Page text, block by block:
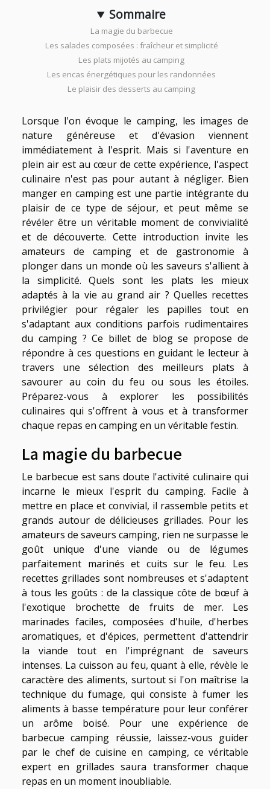
Sommaire
La magie du barbecue
Les salades composées : fraîcheur et simplicité
Les plats mijotés au camping
Les encas énergétiques pour les randonnées
Le plaisir des desserts au camping
Lorsque l'on évoque le camping, les images de
nature généreuse et d'évasion viennent
immédiatement à l'esprit. Mais si l'aventure en
plein air est au cœur de cette expérience, l'aspect
culinaire n'est pas pour autant à négliger. Bien
manger en camping est une partie intégrante du
plaisir de ce type de séjour, et peut même se
révéler être un véritable moment de convivialité
et de découverte. Cette introduction invite les
amateurs de camping et de gastronomie à
plonger dans un monde où les saveurs s'allient à
la simplicité. Quels sont les plats les mieux
adaptés à la vie au grand air ? Quelles recettes
privilégier pour régaler les papilles tout en
s'adaptant aux conditions parfois rudimentaires
du camping ? Ce billet de blog se propose de
répondre à ces questions en guidant le lecteur à
travers une sélection des meilleurs plats à
savourer au coin du feu ou sous les étoiles.
Préparez-vous à explorer les possibilités
culinaires qui s'offrent à vous et à transformer
chaque repas en camping en un véritable festin.
La magie du barbecue
Le barbecue est sans doute l'activité culinaire qui
incarne le mieux l'esprit du camping. Facile à
mettre en place et convivial, il rassemble petits et
grands autour de délicieuses grillades. Pour les
amateurs de saveurs camping, rien ne surpasse le
goût unique d'une viande ou de légumes
parfaitement marinés et cuits sur le feu. Les
recettes grillades sont nombreuses et s'adaptent
à tous les goûts : de la classique côte de bœuf à
l'exotique brochette de fruits de mer. Les
marinades faciles, composées d'huile, d'herbes
aromatiques, et d'épices, permettent d'attendrir
la viande tout en l'imprégnant de saveurs
intenses. La cuisson au feu, quant à elle, révèle le
caractère des aliments, surtout si l'on maîtrise la
technique du fumage, qui consiste à fumer les
aliments à basse température pour leur conférer
un arôme boisé. Pour une expérience de
barbecue camping réussie, laissez-vous guider
par le chef de cuisine en camping, ce véritable
expert en grillades saura transformer chaque
repas en un moment inoubliable.